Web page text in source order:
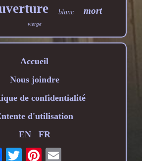
blanc mort
vierge
Accueil
Nous joindre
de confidentialité
d'utilisation
EN
FR